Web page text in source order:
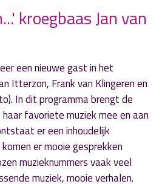
Nederland in 'Door de
college B&W
kroegbaas Jan van
een nieuwe gast in het
Itterzon, Frank van Klingeren en
In dit programma brengt de
favoriete muziek mee en aan
er een inhoudelijk
er mooie gesprekken
muzieknummers vaak veel
muziek, mooie verhalen.